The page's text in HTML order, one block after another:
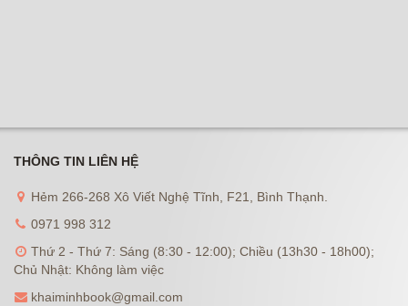
THÔNG TIN LIÊN HỆ
Hẻm 266-268 Xô Viết Nghệ Tĩnh, F21, Bình Thạnh.
0971 998 312
Thứ 2 - Thứ 7: Sáng (8:30 - 12:00); Chiều (13h30 - 18h00);
Chủ Nhật: Không làm việc
khaiminhbook@gmail.com